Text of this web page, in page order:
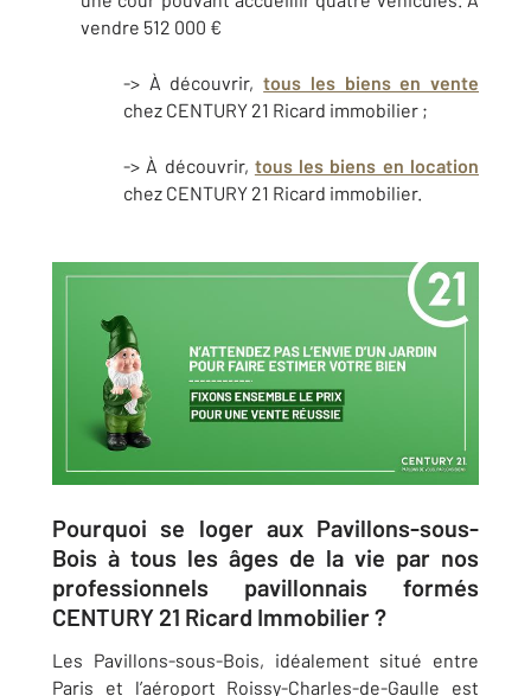
vendre 512 000 €
-> À découvrir,tous les biens en vente
chez CENTURY 21 Ricard immobilier ;
-> À découvrir, tous les biens en location
chez CENTURY 21 Ricard immobilier.
Pourquoi se loger aux Pavillons-sous-
Bois à tous les âges de la vie par nos
professionnels pavillonnais formés
CENTURY 21 Ricard Immobilier ?
Les Pavillons-sous-Bois, idéalement situé entre
Paris et l’aéroport Roissy-Charles-de-Gaulle est